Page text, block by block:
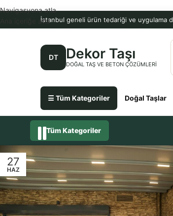
İstanbul geneli ürün tedariği ve uygulama
DT Dekor Taşı
DOĞAL TAŞ VE BETON ÇÖZÜMLERI
☰ Tüm Kategoriler Doğal Taşlar
Navigasyona atla
Ana içeriğe atla
Tüm Kategoriler
27
HAZ